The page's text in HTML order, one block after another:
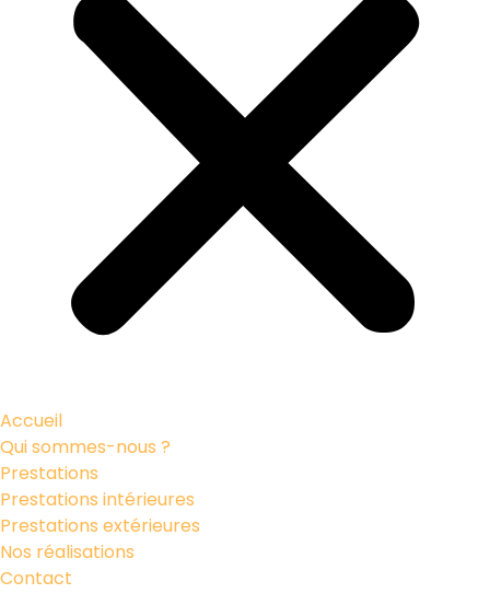
Accueil
Qui sommes-nous ?
Prestations
Prestations intérieures
Prestations extérieures
Nos réalisations
Contact